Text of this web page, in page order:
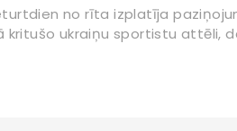
no rīta izplatīja
kritušo ukraiņu sportistu attēli,